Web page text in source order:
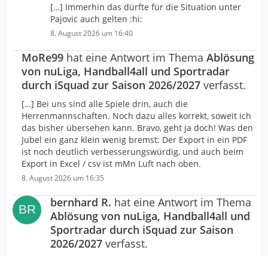
[…] Immerhin das dürfte für die Situation unter
Pajovic auch gelten :hi:
8. August 2026 um 16:40
MoRe99 hat eine Antwort im Thema Ablösung
von nuLiga, Handball4all und Sportradar
durch iSquad zur Saison 2026/2027 verfasst.
[…] Bei uns sind alle Spiele drin, auch die
Herrenmannschaften. Noch dazu alles korrekt, soweit ich
das bisher übersehen kann. Bravo, geht ja doch! Was den
Jubel ein ganz klein wenig bremst: Der Export in ein PDF
ist noch deutlich verbesserungswürdig, und auch beim
Export in Excel / csv ist mMn Luft nach oben.
8. August 2026 um 16:35
bernhard R. hat eine Antwort im Thema
Ablösung von nuLiga, Handball4all und
Sportradar durch iSquad zur Saison
2026/2027 verfasst.